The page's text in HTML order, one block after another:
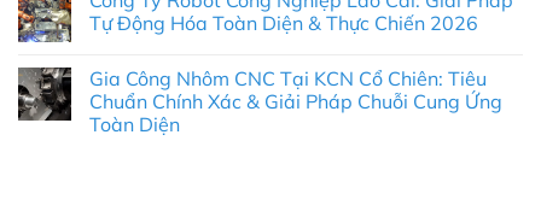
Kim
Hoa:
từ
Minh
Triệu
loại
tấm
nghiệp
Bá
Thiện
luận
Nhôm
Tại
Khu
Công
Tự Động Hóa Toàn Diện & Thực Chiến 2026
bình
luận
ở
Công
Gia Công Nhôm CNC Tại KCN Cổ Chiên: Tiêu
Chuẩn Chính Xác & Giải Pháp Chuỗi Cung Ứng
Toàn Diện